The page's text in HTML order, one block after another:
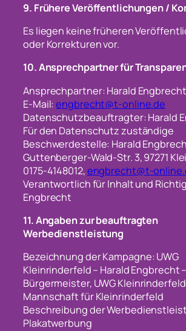
9. Frühere Veröffentlichungen /
Es liegen keine früheren
oder Korrekturen vor.
10. Ansprechpartner für
Ansprechpartner: Harald Engbrecht
E-Mail:engbrecht@t-online.de
Datenschutzbeauftragter: Harald
Für den Datenschutz zuständige
Beschwerdestelle: Harald
Guttenberger-Wald-Str. 3, 97271
0175-4148012,engbrecht@t-
Verantwortlich für Inhalt und
Engbrecht
11. Angaben zur beauftragten
Werbedienstleistung
Bezeichnung der Kampagne: UWG
Kleinrinderfeld – Harald Engbrecht
Bürgermeister, UWG Kleinrinderfeld
Mannschaft für Kleinrinderfeld
Beschreibung der
Plakatwerbung